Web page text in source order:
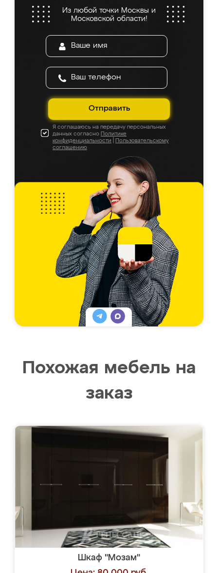
Из любой точки Москвы и
Московской области!
Отправить
Я соглашаюсь на передачу персональных
данных согласно Политике
конфиденциальности
Пользовательскому
соглашению
Похожая мебель на
заказ
Шкаф "Мозам"